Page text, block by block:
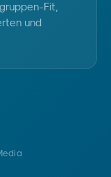
Fit,
und